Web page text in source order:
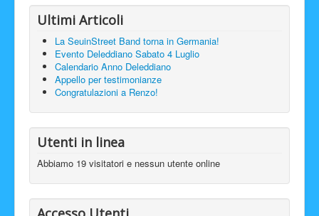
Ultimi Articoli
La SeuinStreet Band torna in Germania!
Evento Deleddiano Sabato 4 Luglio
Calendario Anno Deleddiano
Appello per testimonianze
Congratulazioni a Renzo!
Utenti in linea
Abbiamo 19 visitatori e nessun utente online